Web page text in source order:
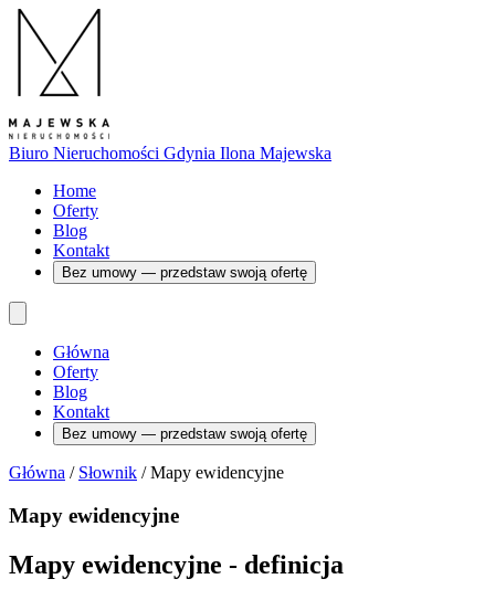
Biuro Nieruchomości Gdynia Ilona Majewska
Home
Oferty
Blog
Kontakt
Bez umowy — przedstaw swoją ofertę
Główna
Oferty
Blog
Kontakt
Bez umowy — przedstaw swoją ofertę
Główna / Słownik / Mapy ewidencyjne
Mapy ewidencyjne
Mapy ewidencyjne - definicja